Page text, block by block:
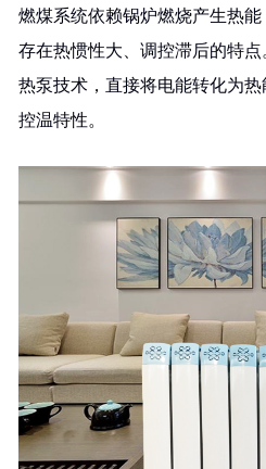
燃煤系统依赖锅炉燃烧产生热能
存在热惯性大、调控滞后的特
热泵技术，直接将电能转化为
控温特性。